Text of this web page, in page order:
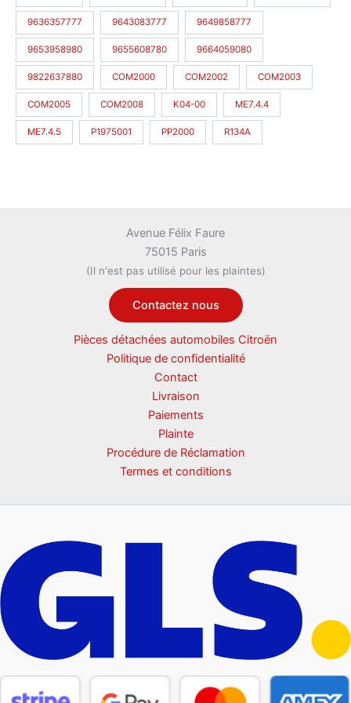
9636357777 9643083777 9649858777
9653958980 9655608780 9664059080
9822637880 COM2000 COM2002 COM2003
COM2005 COM2008 K04-00 ME7.4.4
ME7.4.5 P1975001 PP2000 R134A
Avenue Félix Faure
75015 Paris
(Il n'est pas utilisé pour les plaintes)
Contactez nous
Pièces détachées automobiles Citroën
Politique de confidentialité
Contact
Livraison
Paiements
Plainte
Procédure de Réclamation
Termes et conditions